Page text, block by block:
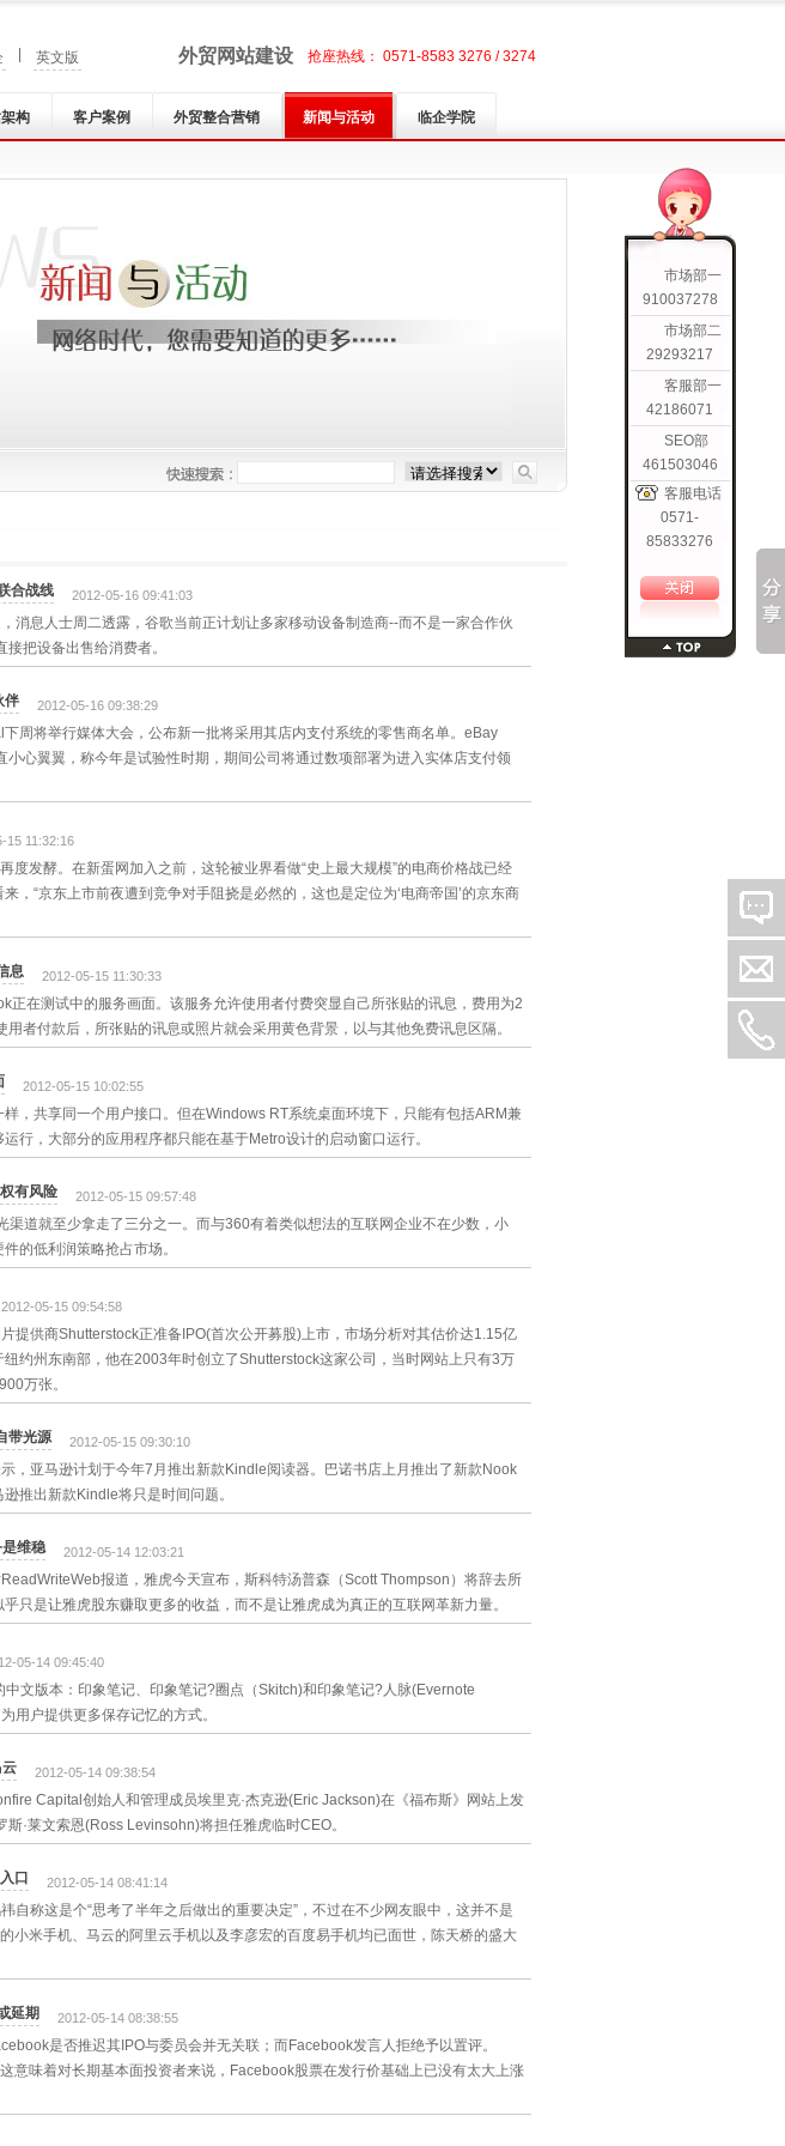
外贸网站建设 抢座热线： 0571-8583 3276 / 3274
英文版
构 客户案例 外贸整合营销 新闻与活动 临企学院
市场部一
910037278
市场部二
29293217
客服部一
42186071
SEO部
461503046
客服电话
0571-
85833276
合战线 2012-05-16 09:41:03
消息人士周二透露，谷歌当前正计划让多家移动设备制造商--而不是一家合作伙
把设备出售给消费者。
伴 2012-05-16 09:38:29
周将举行媒体大会，公布新一批将采用其店内支付系统的零售商名单。eBay
心翼翼，称今年是试验性时期，期间公司将通过数项部署为进入实体店支付领
15 11:32:16
度发酵。在新蛋网加入之前，这轮被业界看做“史上最大规模”的电商价格战已经
，“京东上市前夜遭到竞争对手阻挠是必然的，这也是定位为‘电商帝国’的京东商
息 2012-05-15 11:30:33
正在测试中的服务画面。该服务允许使用者付费突显自己所张贴的讯息，费用为2
者付款后，所张贴的讯息或照片就会采用黄色背景，以与其他免费讯息区隔。
2012-05-15 10:02:55
，共享同一个用户接口。但在Windows RT系统桌面环境下，只能有包括ARM兼
行，大部分的应用程序都只能在基于Metro设计的启动窗口运行。
有风险 2012-05-15 09:57:48
渠道就至少拿走了三分之一。而与360有着类似想法的互联网企业不在少数，小
的低利润策略抢占市场。
2012-05-15 09:54:58
提供商Shutterstock正准备IPO(首次公开募股)上市，市场分析对其估价达1.15亿
约州东南部，他在2003年时创立了Shutterstock这家公司，当时网站上只有3万
万张。
带光源 2012-05-15 09:30:10
，亚马逊计划于今年7月推出新款Kindle阅读器。巴诺书店上月推出了新款Nook
推出新款Kindle将只是时间问题。
维稳 2012-05-14 12:03:21
报道，雅虎今天宣布，斯科特汤普森（Scott Thompson）将辞去所
只是让雅虎股东赚取更多的收益，而不是让雅虎成为真正的互联网革新力量。
05-14 09:45:40
文版本：印象笔记、印象笔记?圈点（Skitch)和印象笔记?人脉(Evernote
用户提供更多保存记忆的方式。
云 2012-05-14 09:38:54
Capital创始人和管理成员埃里克·杰克逊(Eric Jackson)在《福布斯》网站上发
·莱文索恩(Ross Levinsohn)将担任雅虎临时CEO。
口 2012-05-14 08:41:14
自称这是个“思考了半年之后做出的重要决定”，不过在不少网友眼中，这并不是
小米手机、马云的阿里云手机以及李彦宏的百度易手机均已面世，陈天桥的盛大
延期 2012-05-14 08:38:55
是否推迟其IPO与委员会并无关联；而Facebook发言人拒绝予以置评。
意味着对长期基本面投资者来说，Facebook股票在发行价基础上已没有太大上涨